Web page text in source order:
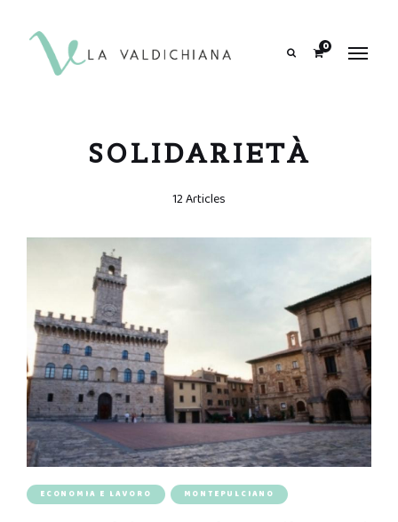
0
SOLIDARIETÀ
12 Articles
ECONOMIA E LAVORO MONTEPULCIANO